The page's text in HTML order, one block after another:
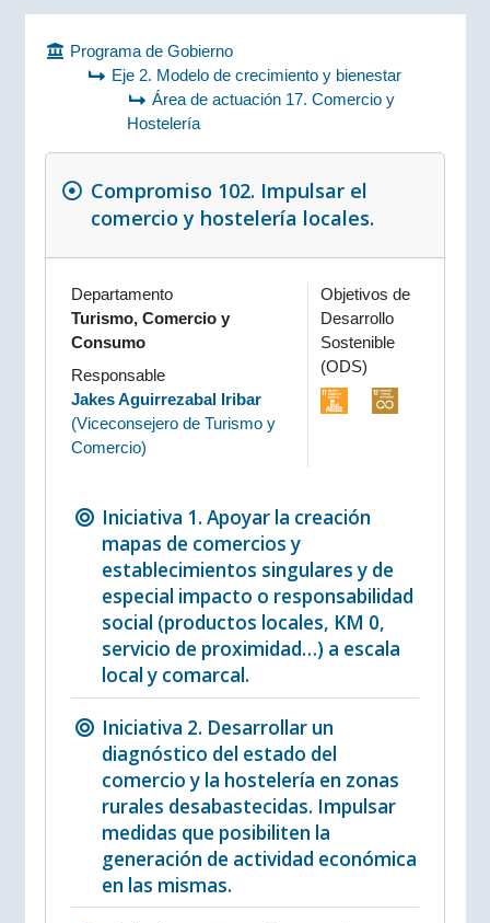
Programa de Gobierno
Eje 2. Modelo de crecimiento y bienestar
Área de actuación 17. Comercio y
Hostelería
Compromiso 102. Impulsar el
comercio y hostelería locales.
Departamento
Turismo, Comercio y
Consumo
Responsable
Jakes Aguirrezabal Iribar
(Viceconsejero de Turismo y
Comercio)
Objetivos de
Desarrollo
Sostenible
(ODS)
Iniciativa 1. Apoyar la creación
mapas de comercios y
establecimientos singulares y de
especial impacto o responsabilidad
social (productos locales, KM 0,
servicio de proximidad…) a escala
local y comarcal.
Iniciativa 2. Desarrollar un
diagnóstico del estado del
comercio y la hostelería en zonas
rurales desabastecidas. Impulsar
medidas que posibiliten la
generación de actividad económica
en las mismas.